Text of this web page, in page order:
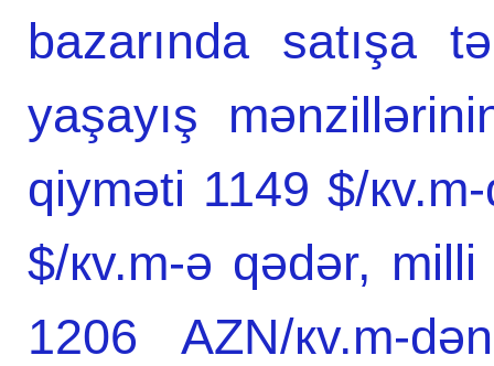
bazarında satışa
yaşayış
qiyməti 1149 $/
$/кv.m-ə qədər,
1206 AZN/кv.m-